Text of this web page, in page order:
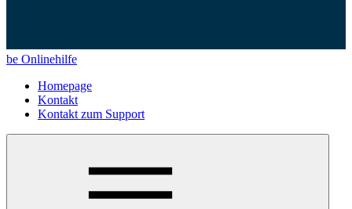
be Onlinehilfe
Homepage
Kontakt
Kontakt zum Support